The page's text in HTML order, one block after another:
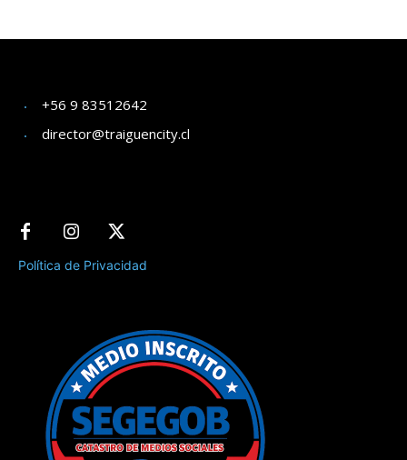
+56 9 83512642
director@traiguencity.cl
Política de Privacidad